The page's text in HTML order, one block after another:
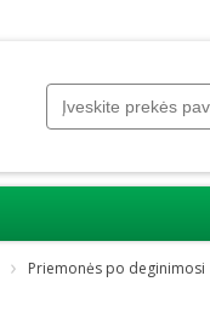
Priemonės po deginimosi